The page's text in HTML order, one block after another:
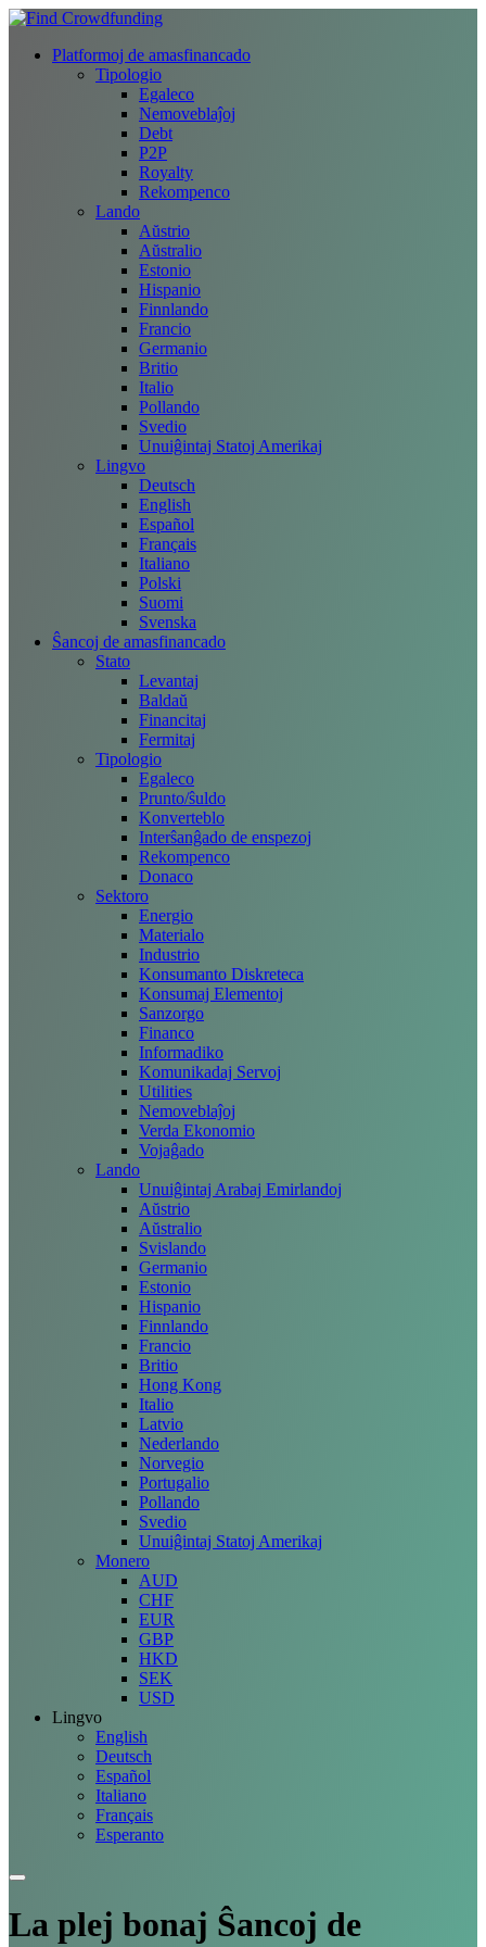
Platformoj de amasfinancado
Tipologio
Egaleco
Nemoveblaĵoj
Debt
P2P
Royalty
Rekompenco
Lando
Aŭstrio
Aŭstralio
Estonio
Hispanio
Finnlando
Francio
Germanio
Britio
Italio
Pollando
Svedio
Unuiĝintaj Statoj Amerikaj
Lingvo
Deutsch
English
Español
Français
Italiano
Polski
Suomi
Svenska
Ŝancoj de amasfinancado
Stato
Levantaj
Baldaŭ
Financitaj
Fermitaj
Tipologio
Egaleco
Prunto/ŝuldo
Konverteblo
Interŝanĝado de enspezoj
Rekompenco
Donaco
Sektoro
Energio
Materialo
Industrio
Konsumanto Diskreteca
Konsumaj Elementoj
Sanzorgo
Financo
Informadiko
Komunikadaj Servoj
Utilities
Nemoveblaĵoj
Verda Ekonomio
Vojaĝado
Lando
Unuiĝintaj Arabaj Emirlandoj
Aŭstrio
Aŭstralio
Svislando
Germanio
Estonio
Hispanio
Finnlando
Francio
Britio
Hong Kong
Italio
Latvio
Nederlando
Norvegio
Portugalio
Pollando
Svedio
Unuiĝintaj Statoj Amerikaj
Monero
AUD
CHF
EUR
GBP
HKD
SEK
USD
Lingvo
English
Deutsch
Español
Italiano
Français
Esperanto
La plej bonaj Ŝancoj de